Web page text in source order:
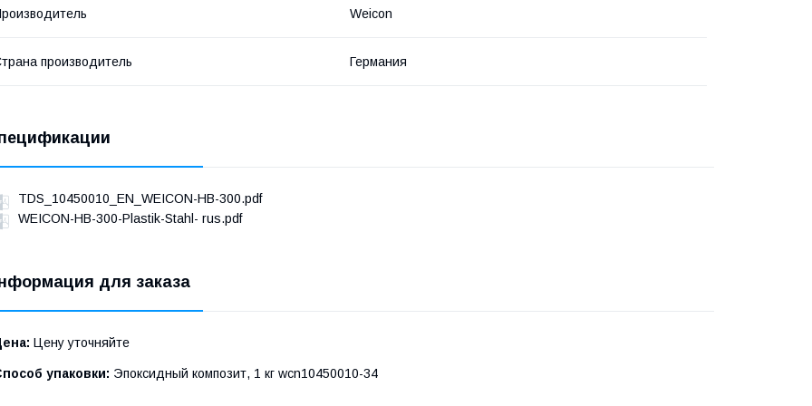
Weicon
производитель Германия
TDS_10450010_EN_WEICON-HB-300.pdf
WEICON-HB-300-Plastik-Stahl- rus.pdf
для заказа
Цену уточняйте
упаковки: Эпоксидный композит, 1 кг wcn10450010-34